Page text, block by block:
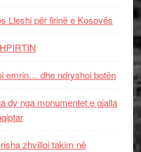
Lleshi për lirinë e Kosovës
emrin… dhe ndryshoi botën
dy nga monumentet e gjalla
zhvilloi takim në